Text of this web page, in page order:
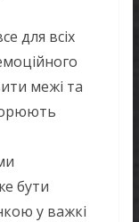
для всіх
межі та
бути
у важкі